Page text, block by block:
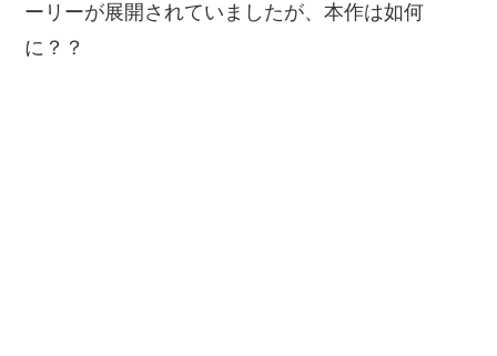
ーリーが展開されていましたが、本作は如何
に？？